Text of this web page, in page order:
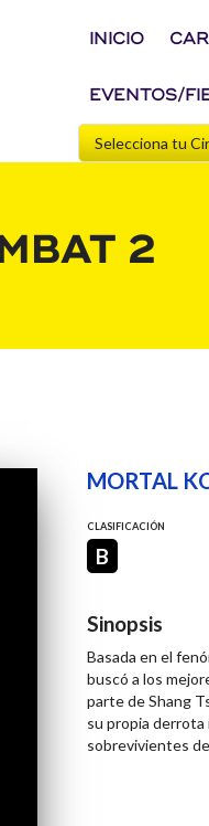
INICIO
EVENTOS/
2
MORTAL
CLASIFICACIÓN
B
Sinopsis
Basada en el
buscó a los
parte de Shang
su propia
sobrevivientes